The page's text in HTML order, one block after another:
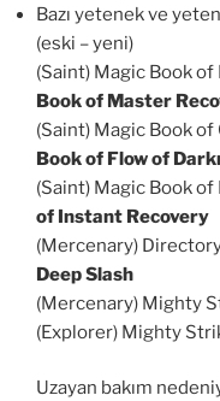
Bazı yetenek ve
(eski – yeni)
(Saint) Magic Book
Book of Master
(Saint) Magic Book
Book of Flow of
(Saint) Magic Book
of Instant Recovery
(Mercenary)
Deep Slash
(Mercenary) Mighty
(Explorer) Mighty
Uzayan bakım